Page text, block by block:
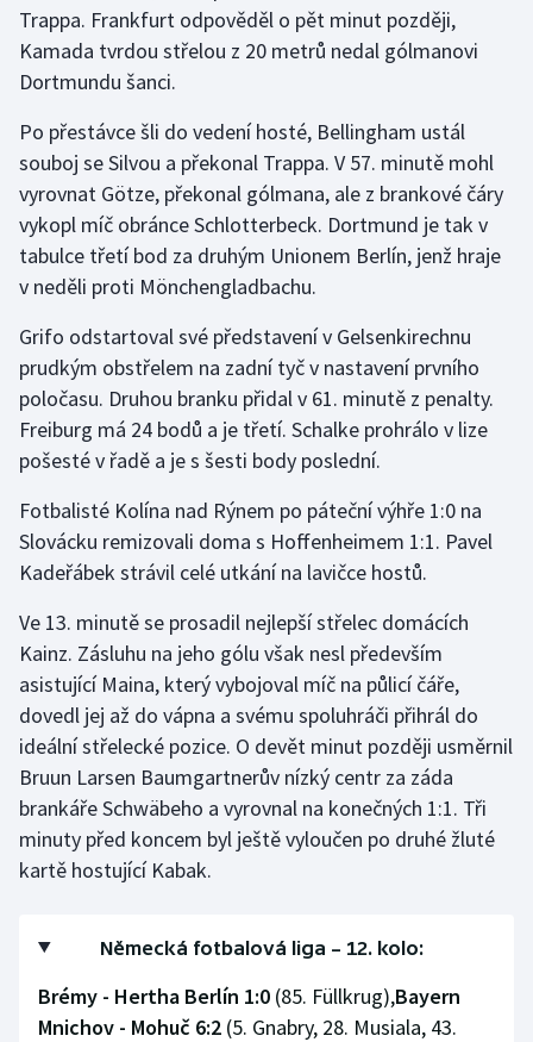
Trappa. Frankfurt odpověděl o pět minut později,
Kamada tvrdou střelou z 20 metrů nedal gólmanovi
Dortmundu šanci.
Po přestávce šli do vedení hosté, Bellingham ustál
souboj se Silvou a překonal Trappa. V 57. minutě mohl
vyrovnat Götze, překonal gólmana, ale z brankové čáry
vykopl míč obránce Schlotterbeck. Dortmund je tak v
tabulce třetí bod za druhým Unionem Berlín, jenž hraje
v neděli proti Mönchengladbachu.
Grifo odstartoval své představení v Gelsenkirechnu
prudkým obstřelem na zadní tyč v nastavení prvního
poločasu. Druhou branku přidal v 61. minutě z penalty.
Freiburg má 24 bodů a je třetí. Schalke prohrálo v lize
pošesté v řadě a je s šesti body poslední.
Fotbalisté Kolína nad Rýnem po páteční výhře 1:0 na
Slovácku remizovali doma s Hoffenheimem 1:1. Pavel
Kadeřábek strávil celé utkání na lavičce hostů.
Ve 13. minutě se prosadil nejlepší střelec domácích
Kainz. Zásluhu na jeho gólu však nesl především
asistující Maina, který vybojoval míč na půlicí čáře,
dovedl jej až do vápna a svému spoluhráči přihrál do
ideální střelecké pozice. O devět minut později usměrnil
Bruun Larsen Baumgartnerův nízký centr za záda
brankáře Schwäbeho a vyrovnal na konečných 1:1. Tři
minuty před koncem byl ještě vyloučen po druhé žluté
kartě hostující Kabak.
Německá fotbalová liga – 12. kolo:
Brémy - Hertha Berlín 1:0 (85. Füllkrug),Bayern
Mnichov - Mohuč 6:2 (5. Gnabry, 28. Musiala, 43.